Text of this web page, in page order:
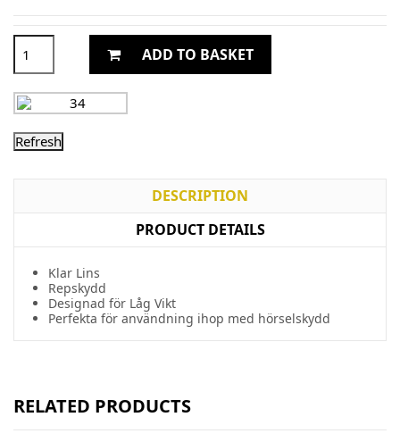
ADD TO BASKET
DESCRIPTION
PRODUCT DETAILS
Klar Lins
Repskydd
Designad för Låg Vikt
Perfekta för användning ihop med hörselskydd
RELATED PRODUCTS